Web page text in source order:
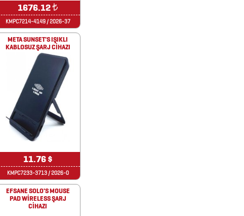
1676.12₺
KMPC7214-4149 / 2026-37
META SUNSET'S IŞIKLI
KABLOSUZ ŞARJ CİHAZI
11.76 $
KMPC7233-3713 / 2026-0
EFSANE SOLO'S MOUSE
PAD WİRELESS ŞARJ
CİHAZI